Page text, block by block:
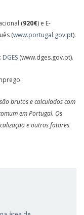
(920€) e E-
(www.portugal.gov.pt).
DGES (www.dges.gov.pt).
brutos e calculados com
em Portugal. Os
e outros fatores